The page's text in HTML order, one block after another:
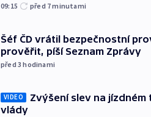
09:15 před 7minutami
Šéf ČD vrátil bezpečnostní
prověřit, píší Seznam Zprávy
před 3hodinami
VIDEO
Zvýšení slev na
vlády